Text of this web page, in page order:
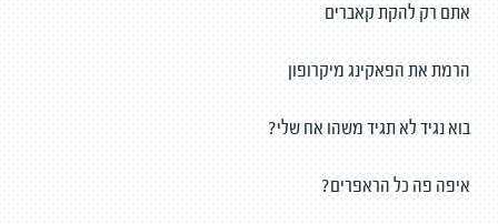
אתם רק להקת קאברים
הרמת את הפאקינג מיקרופון
בוא נגיד לא תגיד משהו אח שלי?
איפה פה כל הראפרים?